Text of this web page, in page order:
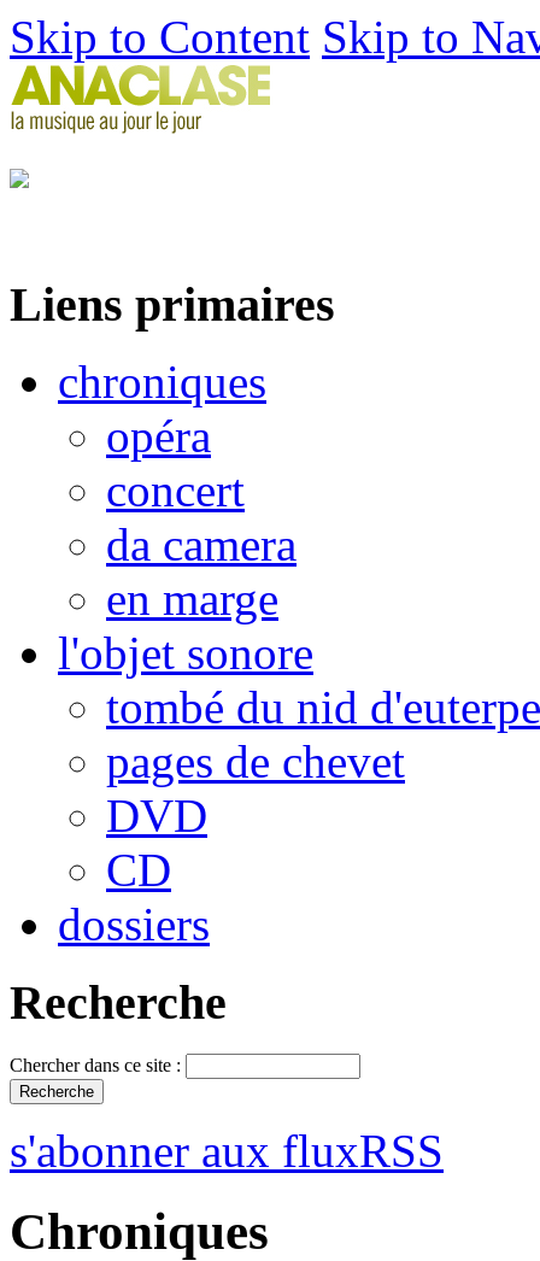
Skip to Content Skip to
Liens primaires
chroniques
opéra
concert
da camera
en marge
l'objet sonore
tombé du nid d'euterpe
pages de chevet
DVD
CD
dossiers
Recherche
Chercher dans ce site :
s'abonner aux fluxRSS
Chroniques